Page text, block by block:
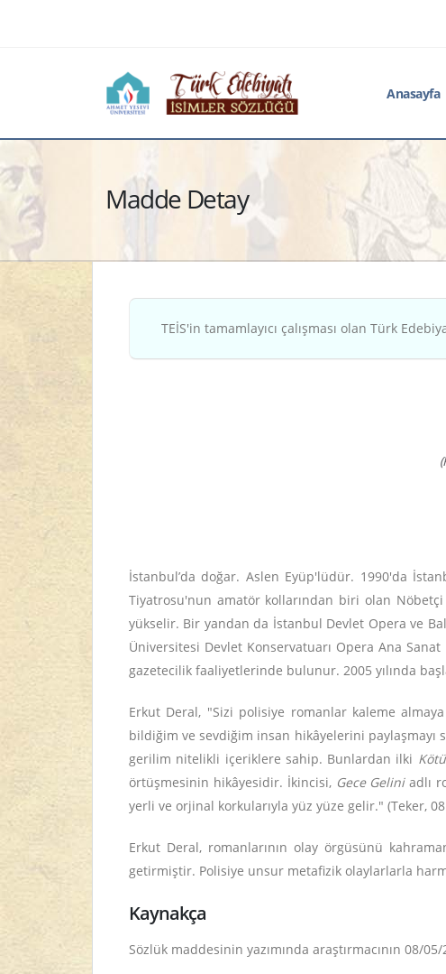
Anasayfa
Madde Detay
TEİS'in tamamlayıcı çalışması olan Türk
İstanbul’da doğar. Aslen Eyüp'lüdür. 1990'da
Tiyatrosu'nun amatör kollarından biri olan
yükselir. Bir yandan da İstanbul Devlet Opera ve
Üniversitesi Devlet Konservatuarı Opera Ana
gazetecilik faaliyetlerinde bulunur. 2005 yılında
Erkut Deral, "Sizi polisiye romanlar kaleme
bildiğim ve sevdiğim insan hikâyelerini paylaşmayı
gerilim nitelikli içeriklere sahip. Bunlardan ilki
örtüşmesinin hikâyesidir. İkincisi, Gece Geliniadlı
yerli ve orjinal korkularıyla yüz yüze gelir." (Teker,
Erkut Deral, romanlarının olay örgüsünü
getirmiştir. Polisiye unsur metafizik olaylarlarla
Kaynakça
Sözlük maddesinin yazımında araştırmacının 08/